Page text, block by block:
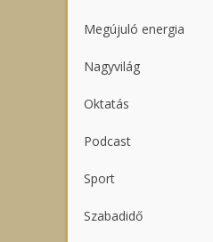
Megújuló energia
Nagyvilág
Oktatás
Podcast
Sport
Szabadidő